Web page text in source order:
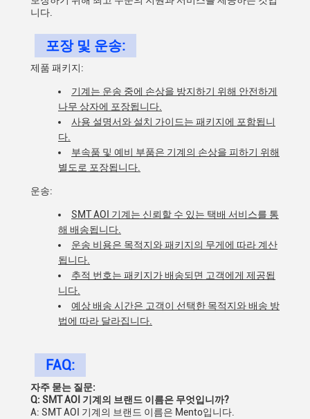
니다.
포장 및 운송:
제품 패키지:
기계는 운송 중에 손상을 방지하기 위해 안전하게
나무 상자에 포장됩니다.
사용 설명서와 설치 가이드는 패키지에 포함됩니
다.
부속품 및 예비 부품은 기계의 손상을 피하기 위해
별도로 포장됩니다.
운송:
SMT AOI 기계는 신뢰할 수 있는 택배 서비스를 통
해 배송됩니다.
운송 비용은 목적지와 패키지의 무게에 따라 계산
됩니다.
추적 번호는 패키지가 배송되면 고객에게 제공됩
니다.
예상 배송 시간은 고객이 선택한 목적지와 배송 방
법에 따라 달라집니다.
FAQ:
자주 묻는 질문:
Q: SMT AOI 기계의 브랜드 이름은 무엇입니까?
A: SMT AOI 기계의 브랜드 이름은 Mento입니다.